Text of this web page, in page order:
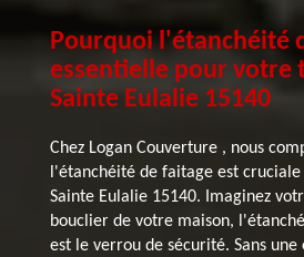
Pourquoi l'étanchéité
essentielle pour votre
Sainte Eulalie 15140
Chez Logan Couverture , nous
l'étanchéité de faitage est
Sainte Eulalie 15140. Imaginez
bouclier de votre maison,
est le verrou de sécurité. Sans